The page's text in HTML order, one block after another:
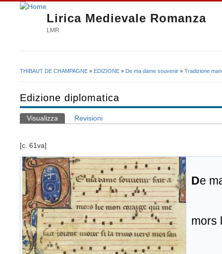
Lirica Medievale Romanza
LMR
THIBAUT DE CHAMPAGNE » EDIZIONE » De ma dame souvenir » Tradizione
Edizione diplomatica
Schede primarie
Visualizza (scheda attiva)
Revisioni
[c. 61va]
De
mors